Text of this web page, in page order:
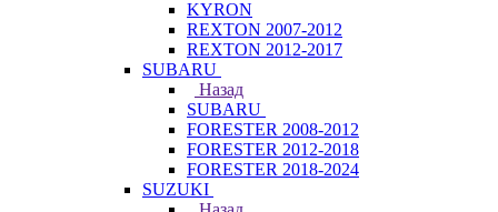
KYRON
REXTON 2007-2012
REXTON 2012-2017
SUBARU
Назад
SUBARU
FORESTER 2008-2012
FORESTER 2012-2018
FORESTER 2018-2024
SUZUKI